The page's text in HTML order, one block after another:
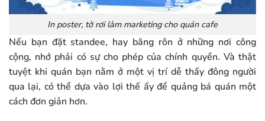
In poster, tờ rơi làm marketing cho quán cafe
Nếu bạn đặt standee, hay băng rôn ở những nơi công
cộng, nhớ phải có sự cho phép của chính quyền. Và thật
tuyệt khi quán bạn nằm ở một vị trí dễ thấy đông người
qua lại, có thể dựa vào lợi thế ấy để quảng bá quán một
cách đơn giản hơn.